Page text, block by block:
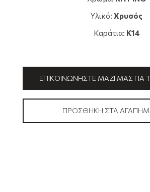
Υλικό: Χρυσός
Καράτια: K14
ΕΠΙΚΟΙΝΩΝΉΣΤΕ ΜΑΖΊ ΜΑΣ ΓΙΑ
ΠΡΟΣΘΉΚΗ ΣΤΑ